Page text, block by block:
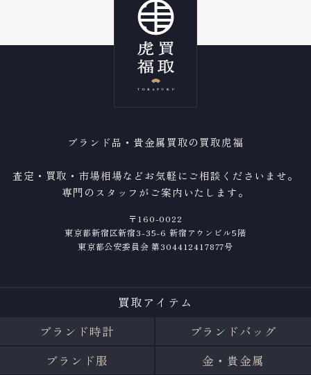
ブランド品・貴金属買取の買取虎福
査定・買取・市場相場などお気軽にご相談くださいませ。
専門のスタッフがご案内いたします。
〒160-0022
東京都新宿区新宿3-35-6 新宿アウンビル5階
東京都公安委員会 第304412417877号
買取アイテム
ブランド時計
ブランドバッグ
ブランド服
金・貴金属